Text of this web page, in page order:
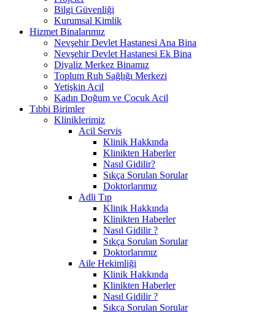
Bilgi Güvenliği
Kurumsal Kimlik
Hizmet Binalarımız
Nevşehir Devlet Hastanesi Ana Bina
Nevşehir Devlet Hastanesi Ek Bina
Diyaliz Merkez Binamız
Toplum Ruh Sağlığı Merkezi
Yetişkin Acil
Kadın Doğum ve Çocuk Acil
Tıbbi Birimler
Kliniklerimiz
Acil Servis
Klinik Hakkında
Klinikten Haberler
Nasıl Gidilir?
Sıkça Sorulan Sorular
Doktorlarımız
Adli Tıp
Klinik Hakkında
Klinikten Haberler
Nasıl Gidilir ?
Sıkça Sorulan Sorular
Doktorlarımız
Aile Hekimliği
Klinik Hakkında
Klinikten Haberler
Nasıl Gidilir ?
Sıkça Sorulan Sorular